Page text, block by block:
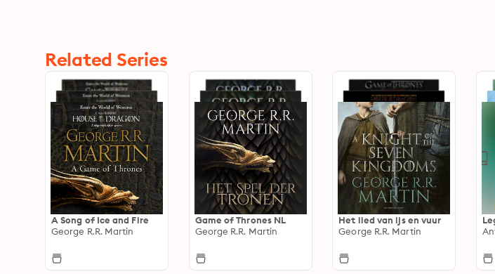
Related Series
A Song of Ice and Fire
George R.R. Martin
Game of Thrones NL
George R.R. Martin
Het lied van ijs en vuur
George R.R. Martin